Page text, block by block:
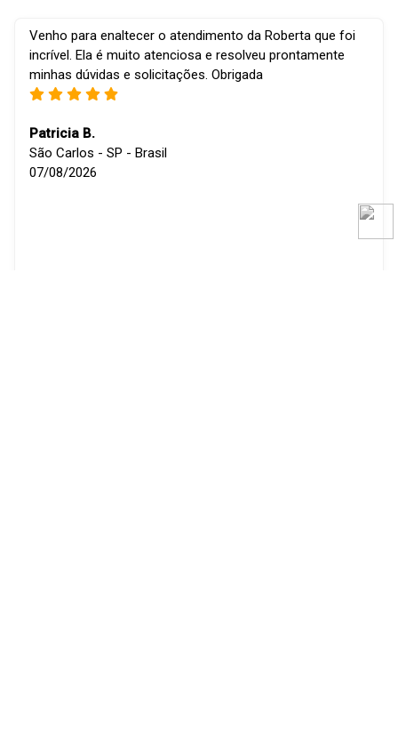
Venho para enaltecer o atendimento da Roberta que foi
incrível. Ela é muito atenciosa e resolveu prontamente
minhas dúvidas e solicitações. Obrigada
Patricia B.
São Carlos - SP - Brasil
07/08/2026